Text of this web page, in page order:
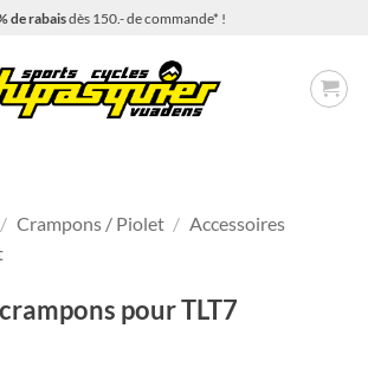
de rabaisdès 150.- de commande* !
/ Crampons / Piolet / Accessoires
pour TLT7